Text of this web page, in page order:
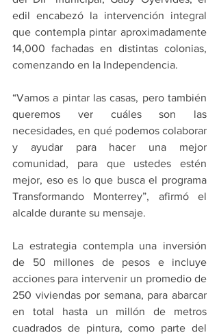
edil encabezó la intervención integral
que contempla pintar aproximadamente
14,000 fachadas en distintas colonias,
comenzando en la Independencia.
“Vamos a pintar las casas, pero también
queremos ver cuáles son las
necesidades, en qué podemos colaborar
y ayudar para hacer una mejor
comunidad, para que ustedes estén
mejor, eso es lo que busca el programa
Transformando Monterrey”, afirmó el
alcalde durante su mensaje.
La estrategia contempla una inversión
de 50 millones de pesos e incluye
acciones para intervenir un promedio de
250 viviendas por semana, para abarcar
en total hasta un millón de metros
cuadrados de pintura, como parte del